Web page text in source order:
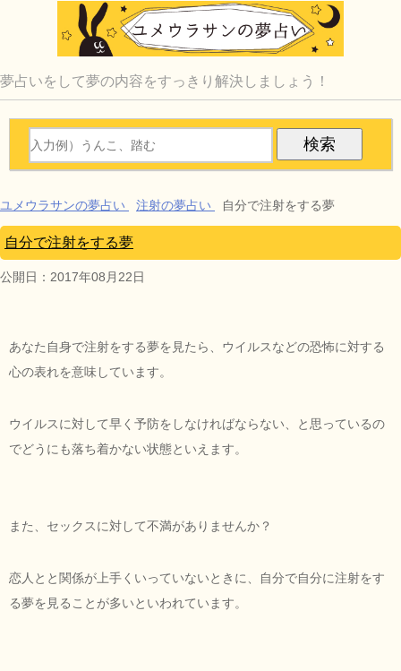
夢占いをして夢の内容をすっきり解決しましょう！
ユメウラサンの夢占い 注射の夢占い 自分で注射をする夢
自分で注射をする夢
公開日： 2017年08月22日
あなた自身で注射をする夢を見たら、ウイルスなどの恐怖に対する
心の表れを意味しています。
ウイルスに対して早く予防をしなければならない、と思っているの
でどうにも落ち着かない状態といえます。
また、セックスに対して不満がありませんか？
恋人とと関係が上手くいっていないときに、自分で自分に注射をす
る夢を見ることが多いといわれています。